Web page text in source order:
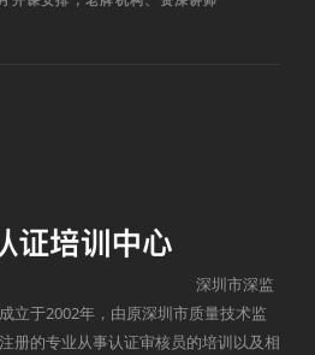
深圳市深监
立于2002年，由原深圳市质量技术监
册的专业从事认证审核员的培训以及相